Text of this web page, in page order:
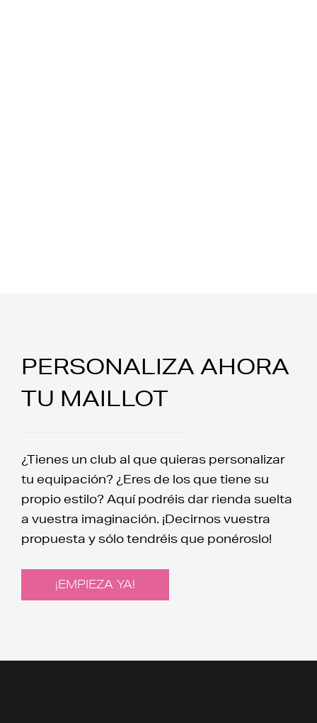
PERSONALIZA AHORA
TU MAILLOT
¿Tienes un club al que quieras personalizar
tu equipación? ¿Eres de los que tiene su
propio estilo? Aquí podréis dar rienda suelta
a vuestra imaginación. ¡Decirnos vuestra
propuesta y sólo tendréis que ponéroslo!
¡EMPIEZA YA!